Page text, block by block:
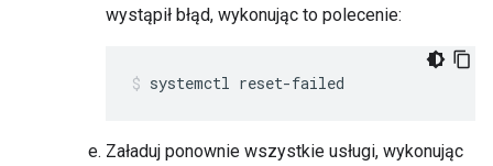
wystąpił błąd, wykonując to polecenie:
systemctl reset-failed
Załaduj ponownie wszystkie usługi, wykonując